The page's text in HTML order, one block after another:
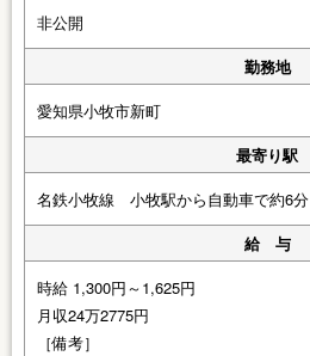
非公開
勤務地
愛知県小牧市新町
最寄り駅
名鉄小牧線 小牧駅から自動車で約6分
給 与
時給 1,300円～1,625円
月収24万2775円
［備考］